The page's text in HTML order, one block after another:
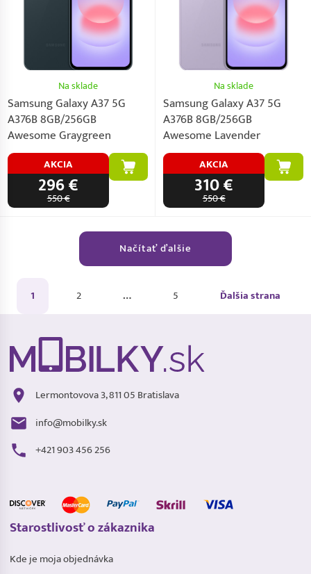
Na sklade
Samsung Galaxy A37 5G
A376B 8GB/256GB
Awesome Graygreen
AKCIA
296 €
550 €
Na sklade
Samsung Galaxy A37 5G
A376B 8GB/256GB
Awesome Lavender
AKCIA
310 €
550 €
Načítať ďalšie
1 2 … 5 Ďalšia strana
Lermontovova 3, 811 05 Bratislava
info@mobilky.sk
+421 903 456 256
Starostlivosť o zákaznika
Kde je moja objednávka